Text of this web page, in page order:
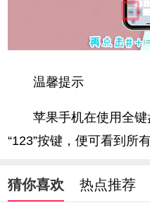
温馨提示
苹果手机在使用全键
“123”按键，便可看到所
猜你喜欢 热点推荐